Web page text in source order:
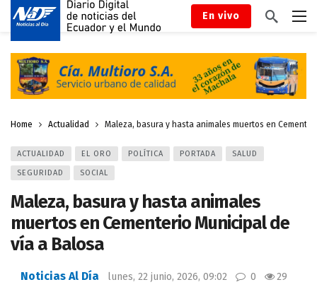
En vivo
Home Actualidad Maleza, basura y hasta animales muertos en
ACTUALIDAD EL ORO POLÍTICA PORTADA SALUD
SEGURIDAD SOCIAL
Maleza, basura y hasta animales
muertos en Cementerio Municipal de
vía a Balosa
Noticias Al Día lunes, 22 junio, 2026, 09:02 0 29